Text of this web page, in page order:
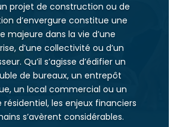
projet de construction ou de
d’envergure constitue une
majeure dans la vie d’une
d’une collectivité ou d’un
Qu’il s’agisse d’édifier un
de bureaux, un entrepôt
un local commercial ou un
résidentiel, les enjeux financiers
s’avèrent considérables.